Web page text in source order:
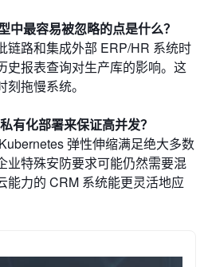
中最容易被忽略的点是什么？
链路和集成外部 ERP/HR 系统时
史报表查询对生产库的影响。这
拖慢系统。
有化部署来保证高并发？
弹性伸缩满足绝大多数
业特殊安防要求可能仍然需要混
能力的 CRM 系统能更灵活地应